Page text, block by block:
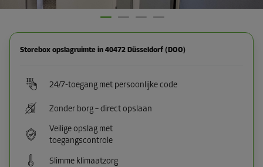
Storebox opslagruimte in 40472 Düsseldorf (DOO)
24/7-toegang met persoonlijke code
Zonder borg – direct opslaan
Veilige opslag met
toegangscontrole
Slimme klimaatzorg